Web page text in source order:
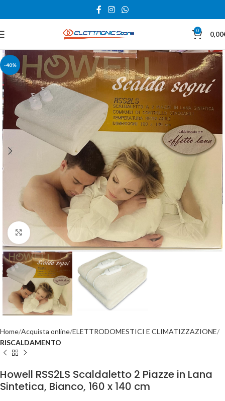
0 0,00
-40%
Click to enlarge
Home Acquista online ELETTRODOMESTICI E CLIMATIZZAZIONE
RISCALDAMENTO
Howell RSS2LS Scaldaletto 2 Piazze in Lana
Sintetica, Bianco, 160 x 140 cm